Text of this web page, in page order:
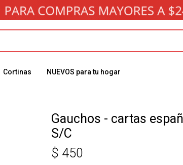
Cortinas NUEVOS para tu hogar
Gauchos - cartas
S/C
$ 450